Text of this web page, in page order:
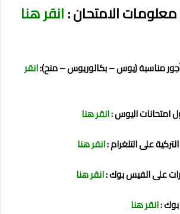
الامتحان :انقر هنا
مناسبة (يوس – بكالوريوس – منح):انقر
امتحانات اليوس :انقر هنا
على التلغرام :انقر هنا
على الفيس بوك :انقر هنا
:انقر هنا